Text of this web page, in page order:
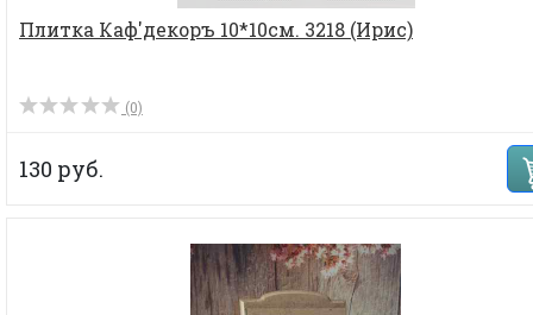
Плитка Каф'декоръ 10*10см. 3218 (Ирис)
(0)
130 руб.